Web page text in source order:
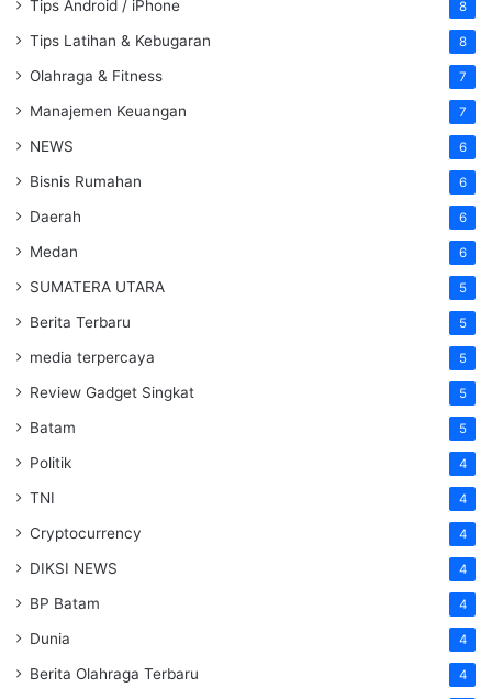
Tips Android / iPhone 8
Tips Latihan & Kebugaran 8
Olahraga & Fitness 7
Manajemen Keuangan 7
NEWS 6
Bisnis Rumahan 6
Daerah 6
Medan 6
SUMATERA UTARA 5
Berita Terbaru 5
media terpercaya 5
Review Gadget Singkat 5
Batam 5
Politik 4
TNI 4
Cryptocurrency 4
DIKSI NEWS 4
BP Batam 4
Dunia 4
Berita Olahraga Terbaru 4